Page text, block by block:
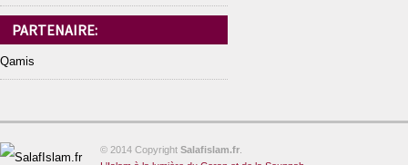
PARTENAIRE:
Qamis
© 2014 Copyright Salafislam.fr